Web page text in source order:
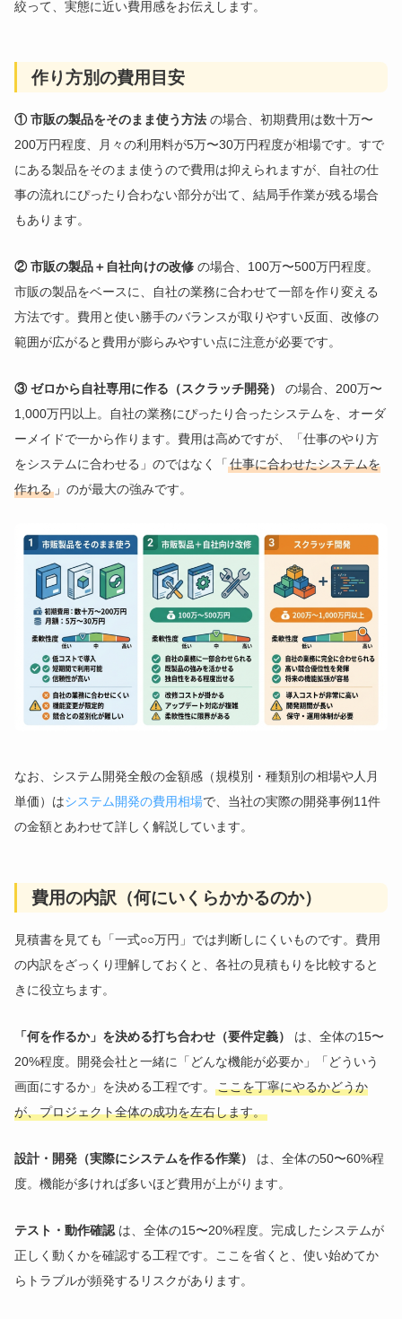
絞って、実態に近い費用感をお伝えします。
作り方別の費用目安
① 市販の製品をそのまま使う方法 の場合、初期費用は数十万〜
200万円程度、月々の利用料が5万〜30万円程度が相場です。すで
にある製品をそのまま使うので費用は抑えられますが、自社の仕
事の流れにぴったり合わない部分が出て、結局手作業が残る場合
もあります。
② 市販の製品＋自社向けの改修 の場合、100万〜500万円程度。
市販の製品をベースに、自社の業務に合わせて一部を作り変える
方法です。費用と使い勝手のバランスが取りやすい反面、改修の
範囲が広がると費用が膨らみやすい点に注意が必要です。
③ ゼロから自社専用に作る（スクラッチ開発）
の場合、200万〜
1,000万円以上。自社の業務にぴったり合ったシステムを、オーダ
ーメイドで一から作ります。費用は高めですが、「仕事のやり方
をシステムに合わせる」のではなく「仕事に合わせたシステムを
作れる 」のが最大の強みです。
なお、システム開発全般の金額感（規模別・種類別の相場や人月
単価）はシステム開発の費用相場で、当社の実際の開発事例11件
の金額とあわせて詳しく解説しています。
費用の内訳（何にいくらかかるのか）
見積書を見ても「一式○○万円」では判断しにくいものです。費用
の内訳をざっくり理解しておくと、各社の見積もりを比較すると
きに役立ちます。
「何を作るか」を決める打ち合わせ（要件定義）
は、全体の15〜
20%程度。開発会社と一緒に「どんな機能が必要か」「どういう
画面にするか」を決める工程です。ここを丁寧にやるかどうか
が、プロジェクト全体の成功を左右します。
設計・開発（実際にシステムを作る作業）
は、全体の50〜60%程
度。機能が多ければ多いほど費用が上がります。
テスト・動作確認は、全体の15〜20%程度。完成したシステムが
正しく動くかを確認する工程です。ここを省くと、使い始めてか
らトラブルが頻発するリスクがあります。